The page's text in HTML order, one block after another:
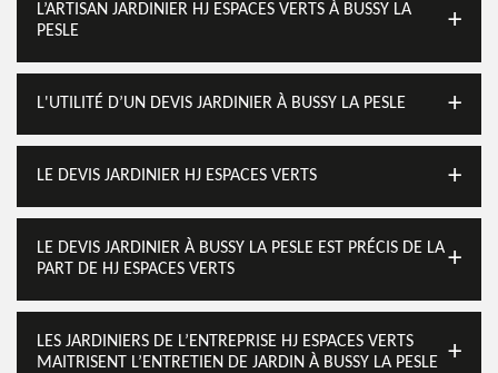
L’ARTISAN JARDINIER HJ ESPACES VERTS À BUSSY LA
PESLE
L'UTILITÉ D’UN DEVIS JARDINIER À BUSSY LA PESLE
LE DEVIS JARDINIER HJ ESPACES VERTS
LE DEVIS JARDINIER À BUSSY LA PESLE EST PRÉCIS DE LA
PART DE HJ ESPACES VERTS
LES JARDINIERS DE L’ENTREPRISE HJ ESPACES VERTS
MAITRISENT L’ENTRETIEN DE JARDIN À BUSSY LA PESLE